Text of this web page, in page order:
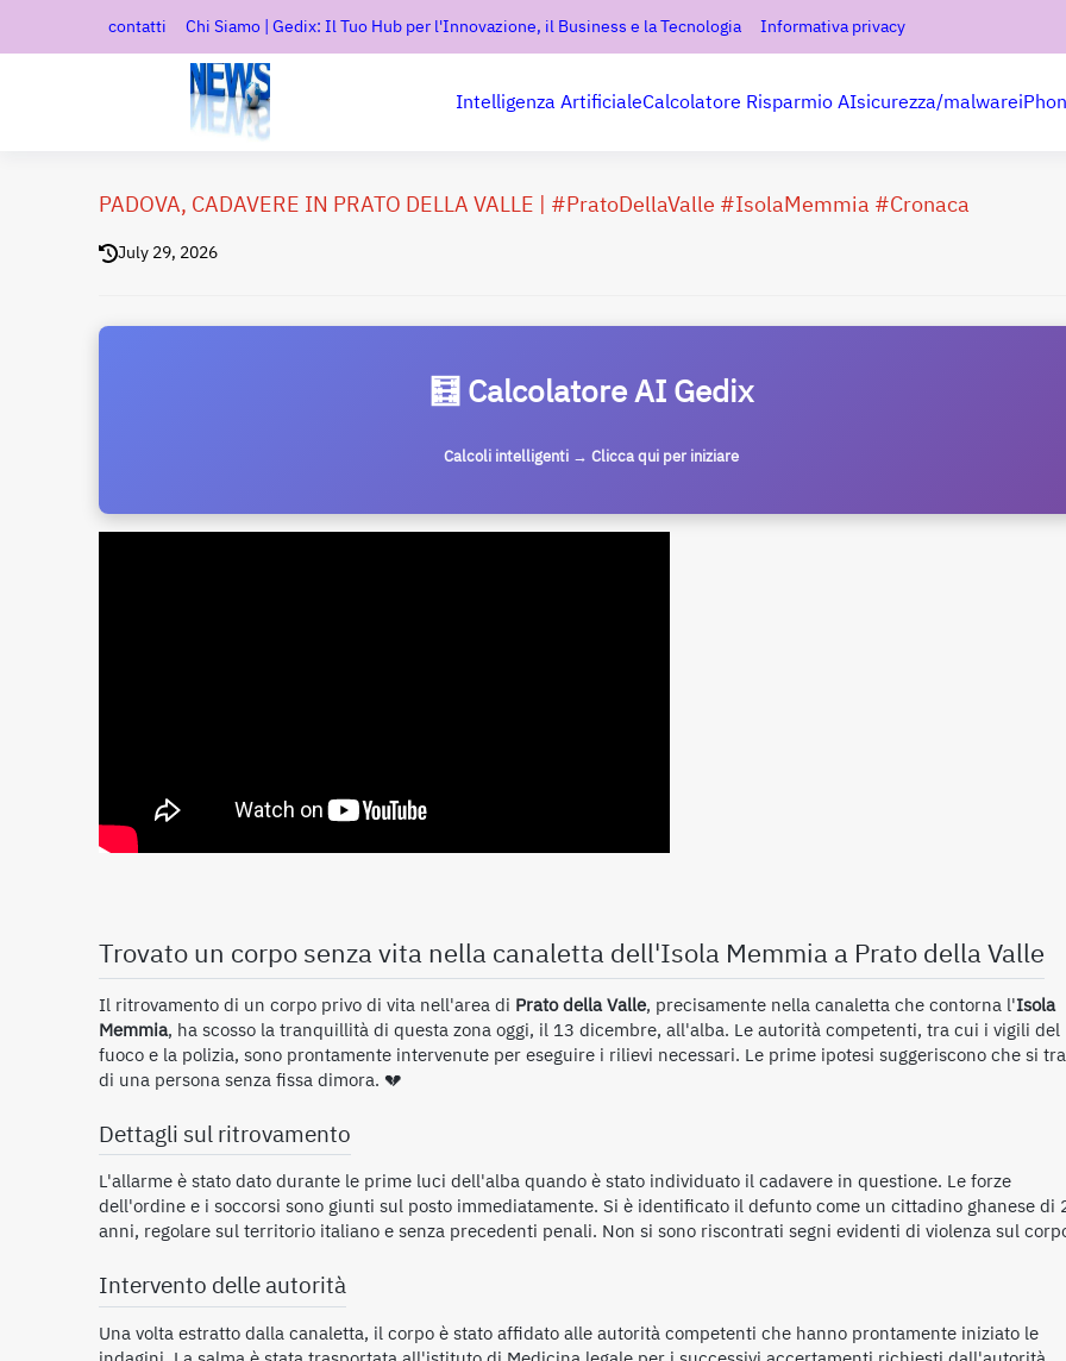
contatti Chi Siamo | Gedix: Il Tuo Hub per l'Innovazione, il Business e la Tecnologia Informativa privacy
Intelligenza ArtificialeCalcolatore Risparmio AIsicurezza/malware
PADOVA, CADAVERE IN PRATO DELLA VALLE | #PratoDellaValle #IsolaMemmia #Cronaca
July 29, 2026
🧮 Calcolatore AI Gedix
Calcoli intelligenti → Clicca qui per iniziare
Trovato un corpo senza vita nella canaletta dell'Isola Memmia a Prato della Valle
Il ritrovamento di un corpo privo di vita nell'area di Prato della Valle, precisamente nella canaletta che contorna l'Isola
Memmia, ha scosso la tranquillità di questa zona oggi, il 13 dicembre, all'alba. Le autorità competenti, tra cui i vigili del
fuoco e la polizia, sono prontamente intervenute per eseguire i rilievi necessari. Le prime ipotesi suggeriscono che si
di una persona senza fissa dimora. 💔
Dettagli sul ritrovamento
L'allarme è stato dato durante le prime luci dell'alba quando è stato individuato il cadavere in questione. Le forze
dell'ordine e i soccorsi sono giunti sul posto immediatamente. Si è identificato il defunto come un cittadino ghanese di
anni, regolare sul territorio italiano e senza precedenti penali. Non si sono riscontrati segni evidenti di violenza sul
Intervento delle autorità
Una volta estratto dalla canaletta, il corpo è stato affidato alle autorità competenti che hanno prontamente iniziato le